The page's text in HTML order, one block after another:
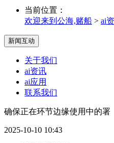
当前位置：
欢迎来到公海,赌船 > ai
新闻互动
关于我们
ai资讯
ai应用
联系我们
确保正在环节边缘使用中的署
2025-10-10 10:43